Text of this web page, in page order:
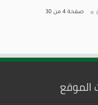
صفحة 4 من 30 »
الموقع